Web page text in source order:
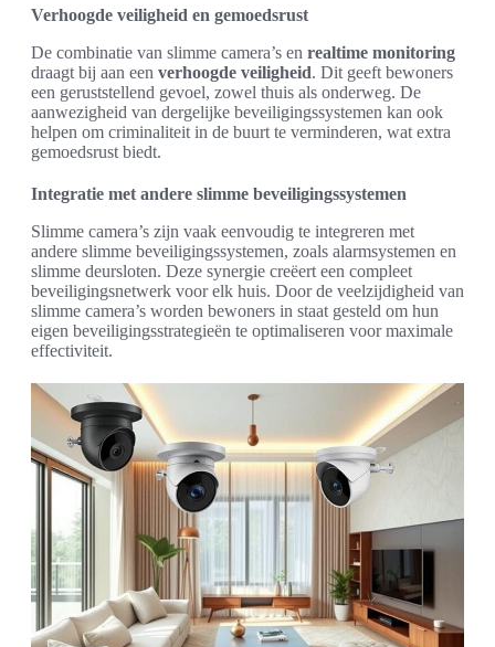
Verhoogde veiligheid en gemoedsrust
De combinatie van slimme camera’s en realtime monitoring
draagt bij aan een verhoogde veiligheid. Dit geeft bewoners
een geruststellend gevoel, zowel thuis als onderweg. De
aanwezigheid van dergelijke beveiligingssystemen kan ook
helpen om criminaliteit in de buurt te verminderen, wat extra
gemoedsrust biedt.
Integratie met andere slimme beveiligingssystemen
Slimme camera’s zijn vaak eenvoudig te integreren met
andere slimme beveiligingssystemen, zoals alarmsystemen en
slimme deursloten. Deze synergie creëert een compleet
beveiligingsnetwerk voor elk huis. Door de veelzijdigheid van
slimme camera’s worden bewoners in staat gesteld om hun
eigen beveiligingsstrategieën te optimaliseren voor maximale
effectiviteit.